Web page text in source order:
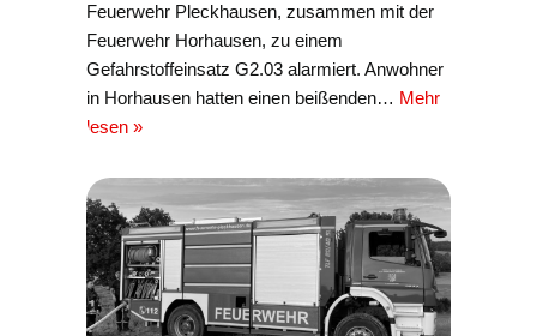
Feuerwehr Pleckhausen, zusammen mit der
Feuerwehr Horhausen, zu einem
Gefahrstoffeinsatz G2.03 alarmiert. Anwohner
in Horhausen hatten einen beißenden… Mehr
lesen »